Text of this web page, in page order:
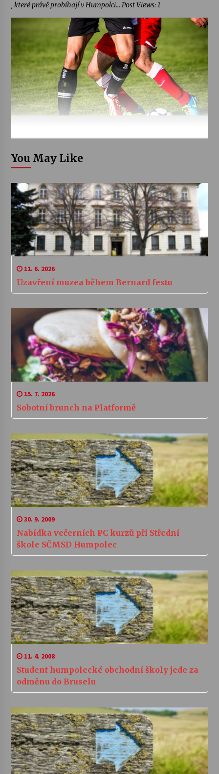
, které právě probíhají v Humpolci… Post Views: 1
You May Like
11. 6. 2026
Uzavření muzea během Bernard festu
15. 7. 2026
Sobotní brunch na Platformě
30. 9. 2009
Nabídka večerních PC kurzů při Střední
škole SČMSD Humpolec
11. 4. 2008
Student humpolecké obchodní školy jede za
odměnu do Bruselu